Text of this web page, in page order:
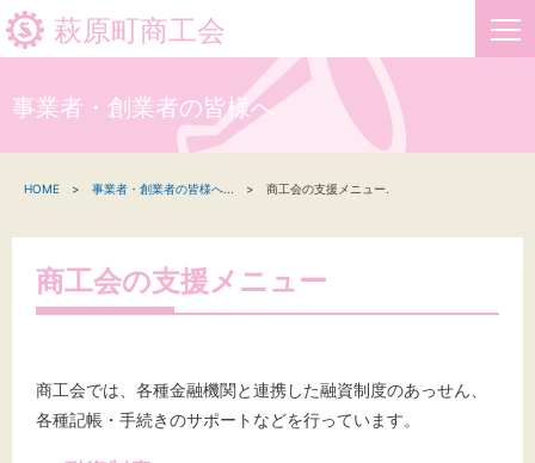
萩原町商工会
新着情報
関係機関の方へ
お問い合わせ
事業者・創業者の皆様へ
HOME 事業者・創業者の皆様へ 商工会の支援メニュー.
商工会の支援メニュー
商工会では、各種金融機関と連携した融資制度のあっせん、
各種記帳・手続きのサポートなどを行っています。